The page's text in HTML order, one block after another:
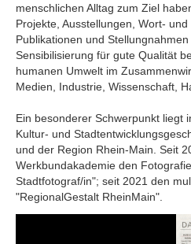
menschlichen Alltag zum Ziel
Projekte, Ausstellungen, Wort-
Publikationen und
Sensibilisierung für gute Qualität
humanen Umwelt im
Medien, Industrie, Wissenschaft,
Ein besonderer Schwerpunkt liegt
Kultur- und
und der Region Rhein-Main. Seit
Werkbundakademie den
Stadtfotograf/in"; seit 2021 den
"RegionalGestalt RheinMain".